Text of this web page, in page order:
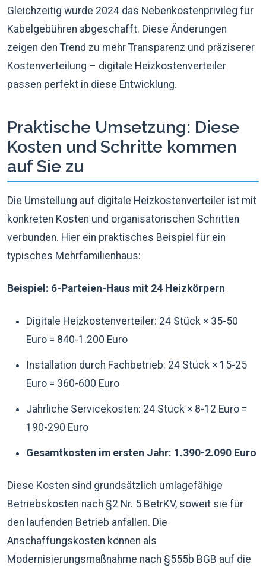
Gleichzeitig wurde 2024 das Nebenkostenprivileg für
Kabelgebühren abgeschafft. Diese Änderungen
zeigen den Trend zu mehr Transparenz und präziserer
Kostenverteilung – digitale Heizkostenverteiler
passen perfekt in diese Entwicklung.
Praktische Umsetzung: Diese
Kosten und Schritte kommen
auf Sie zu
Die Umstellung auf digitale Heizkostenverteiler ist mit
konkreten Kosten und organisatorischen Schritten
verbunden. Hier ein praktisches Beispiel für ein
typisches Mehrfamilienhaus:
Beispiel: 6-Parteien-Haus mit 24 Heizkörpern
Digitale Heizkostenverteiler: 24 Stück × 35-50
Euro = 840-1.200 Euro
Installation durch Fachbetrieb: 24 Stück × 15-25
Euro = 360-600 Euro
Jährliche Servicekosten: 24 Stück × 8-12 Euro =
190-290 Euro
Gesamtkosten im ersten Jahr: 1.390-2.090 Euro
Diese Kosten sind grundsätzlich umlagefähige
Betriebskosten nach §2 Nr. 5 BetrKV, soweit sie für
den laufenden Betrieb anfallen. Die
Anschaffungskosten können als
Modernisierungsmaßnahme nach §555b BGB auf die